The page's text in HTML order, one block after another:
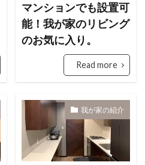
マンションでも設置可
能！我が家のリビング
のお気に入り。
Read more
我が家の紹介